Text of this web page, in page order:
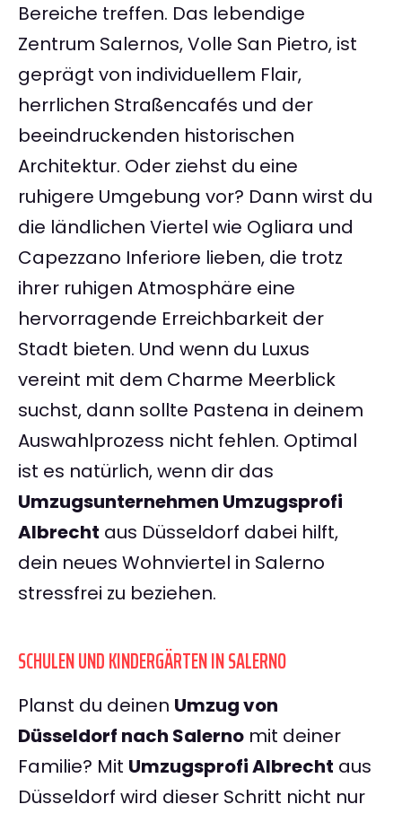
Bereiche treffen. Das lebendige
Zentrum Salernos, Volle San Pietro, ist
geprägt von individuellem Flair,
herrlichen Straßencafés und der
beeindruckenden historischen
Architektur. Oder ziehst du eine
ruhigere Umgebung vor? Dann wirst du
die ländlichen Viertel wie Ogliara und
Capezzano Inferiore lieben, die trotz
ihrer ruhigen Atmosphäre eine
hervorragende Erreichbarkeit der
Stadt bieten. Und wenn du Luxus
vereint mit dem Charme Meerblick
suchst, dann sollte Pastena in deinem
Auswahlprozess nicht fehlen. Optimal
ist es natürlich, wenn dir das
Umzugsunternehmen Umzugsprofi
Albrecht aus Düsseldorf dabei hilft,
dein neues Wohnviertel in Salerno
stressfrei zu beziehen.
SCHULEN UND KINDERGÄRTEN IN SALERNO
Planst du deinen Umzug von
Düsseldorf nach Salerno mit deiner
Familie? Mit Umzugsprofi Albrecht aus
Düsseldorf wird dieser Schritt nicht nur